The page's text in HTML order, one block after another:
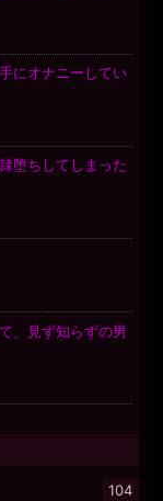
104